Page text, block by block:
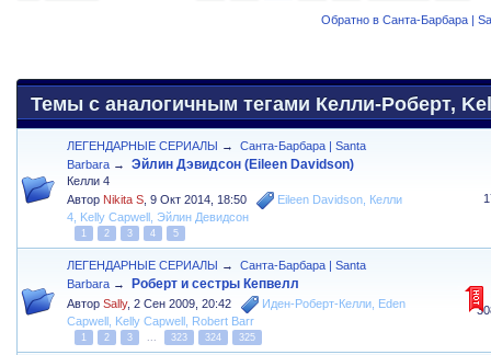
Обратно в Санта-Барбара |
Темы с аналогичным тегами Келли-Роберт,
ЛЕГЕНДАРНЫЕ СЕРИАЛЫ →
Санта-Барбара | Santa
Barbara → Эйлин Дэвидсон (Eileen Davidson)
Келли 4
Автор Nikita S ,9 Окт 2014, 18:50 Eileen Davidson Келли
4 Kelly Capwell Эйлин Девидсон
1 2 3 4 5
ЛЕГЕНДАРНЫЕ СЕРИАЛЫ →
Санта-Барбара | Santa
Barbara → Роберт и сестры Кепвелл
АвторSally,2 Сен 2009, 20:42 Иден-Роберт-Келли Eden
Capwell Kelly Capwell Robert Barr
1 2 3 ... 323 324 325